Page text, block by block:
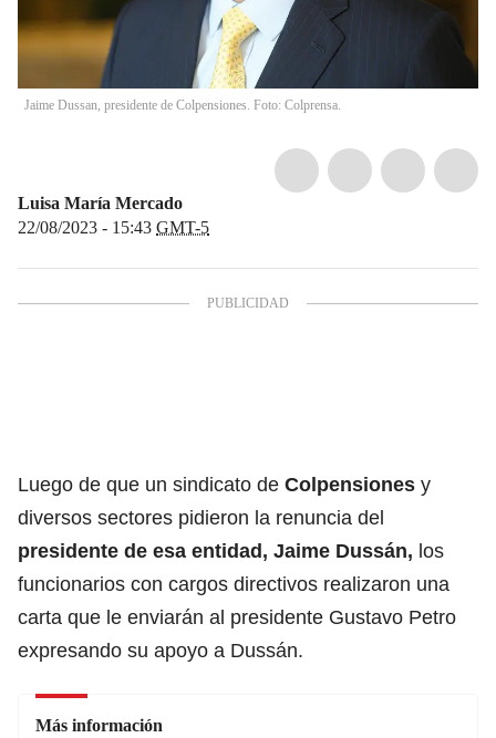
Jaime Dussan, presidente de Colpensiones. Foto: Colprensa.
Luisa María Mercado
22/08/2023 - 15:43 GMT-5
Luego de que un sindicato de Colpensiones y
diversos sectores pidieron la renuncia del
presidente de esa entidad, Jaime Dussán, los
funcionarios con cargos directivos realizaron una
carta que le enviarán al presidente Gustavo Petro
expresando su apoyo a Dussán.
Más información